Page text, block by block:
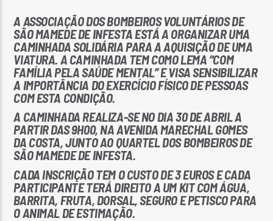
Rádio No ar
A ASSOCIAÇÃO DOS BOMBEIROS VOLUNTÁRIOS DE
SÃO MAMEDE DE INFESTA ESTÁ A ORGANIZAR UMA
CAMINHADA SOLIDÁRIA PARA A AQUISIÇÃO DE UMA
VIATURA. A CAMINHADA TEM COMO LEMA “COM
FAMÍLIA PELA SAÚDE MENTAL” E VISA SENSIBILIZAR
A IMPORTÂNCIA DO EXERCÍCIO FÍSICO DE PESSOAS
COM ESTA CONDIÇÃO.
A CAMINHADA REALIZA-SE NO DIA 30 DE ABRIL A
PARTIR DAS 9H00, NA AVENIDA MARECHAL GOMES
DA COSTA, JUNTO AO QUARTEL DOS BOMBEIROS DE
SÃO MAMEDE DE INFESTA.
CADA INSCRIÇÃO TEM O CUSTO DE 3 EUROS E CADA
PARTICIPANTE TERÁ DIREITO A UM KIT COM ÁGUA,
BARRITA, FRUTA, DORSAL, SEGURO E PETISCO PARA
O ANIMAL DE ESTIMAÇÃO.